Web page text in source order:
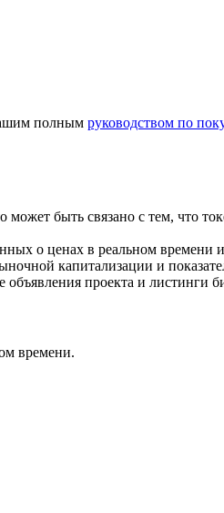
полным руководством по
быть связано с тем, что
о ценах в реальном времени
капитализации и
объявления проекта и
времени.